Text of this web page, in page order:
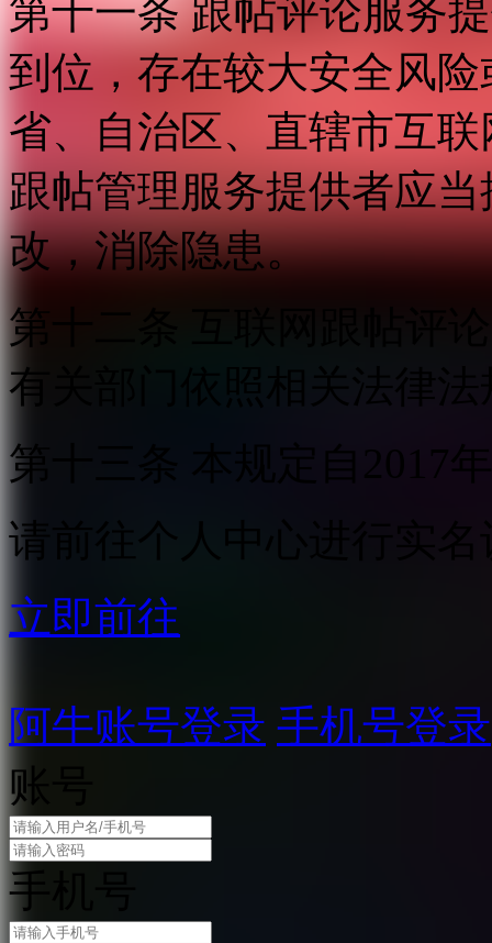
第十一条 跟帖评论服务
到位，存在较大安全风
省、自治区、直辖市互
跟帖管理服务提供者应
改，消除隐患。
第十二条 互联网跟帖评
有关部门依照相关法律
第十三条 本规定自2017
请前往个人中心进行实名
立即前往
阿牛账号登录 手机号登录
账号
手机号